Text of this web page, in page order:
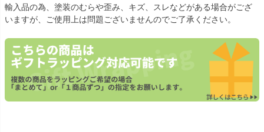
輸入品の為、塗装のむらや歪み、キズ、スレなどがある場合がござ
いますが、ご使用上は問題ございませんのでご了承ください。